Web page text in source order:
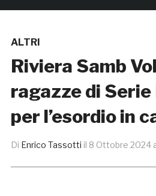
ALTRI
Riviera Samb
ragazze di
per l’esordio in
Di Enrico Tassotti il 8 Ottobre 2024